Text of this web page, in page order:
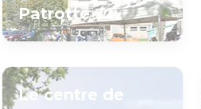
Patrotte
Le centre de